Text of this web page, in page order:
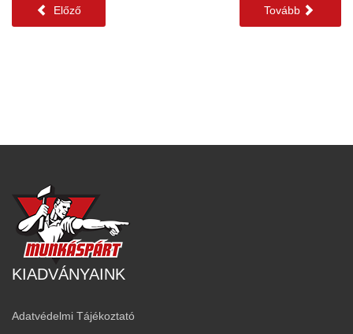
Előző Tovább
KIADVÁNYAINK
Adatvédelmi Tájékoztató